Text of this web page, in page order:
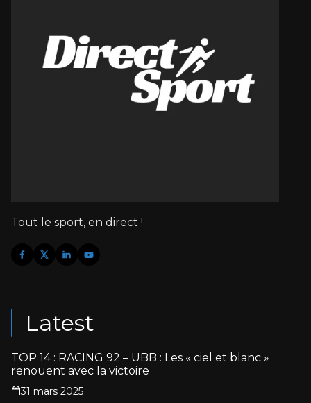
Tout le sport, en direct !
Latest
TOP 14 : RACING 92 – UBB : Les « ciel et blanc »
renouent avec la victoire
31 mars 2025